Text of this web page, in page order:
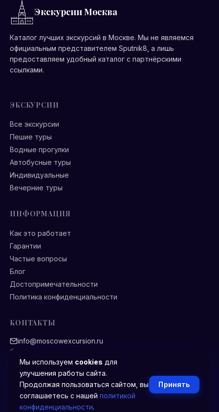
Мы используем cookies для
улучшения работы сайта.
Продолжая пользоваться сайтом, вы
соглашаетесь с нашей политикой
конфиденциальности.
Принять
Экскурсии Москва
Каталог лучших экскурсий в Москве. Мы не являемся
официальным представителем Sputnik8, а лишь
предоставляем удобный каталог с партнёрскими
ссылками.
ЭКСКУРСИИ
Все экскурсии
Пешие туры
Водные прогулки
Автобусные туры
Индивидуальные
Вечерние туры
ИНФОРМАЦИЯ
Как это работает
Гарантии
Частые вопросы
Блог
Достопримечательности
Политика конфиденциальности
КОНТАКТЫ
info@moscowexcursion.ru
© 2026 Экскурсии в Москве. Все права защищены.
Сайт является информационным каталогом. Бронирование